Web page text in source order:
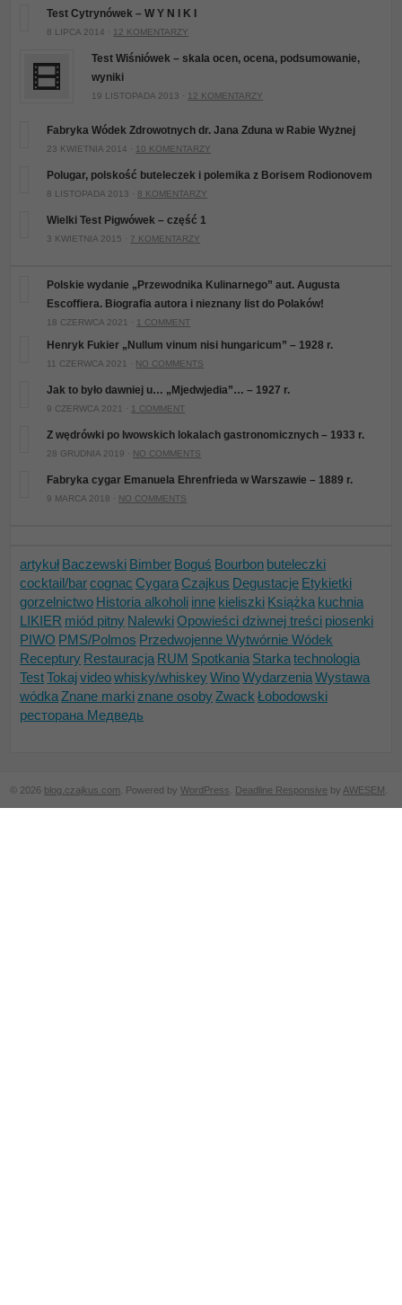
Test Cytrynówek – W Y N I K I
8 LIPCA 2014 · 12 KOMENTARZY
Test Wiśniówek – skala ocen, ocena, podsumowanie,
wyniki
19 LISTOPADA 2013 · 12 KOMENTARZY
Fabryka Wódek Zdrowotnych dr. Jana Zduna w Rabie Wyżnej
23 KWIETNIA 2014 · 10 KOMENTARZY
Polugar, polskość buteleczek i polemika z Borisem Rodionovem
8 LISTOPADA 2013 · 8 KOMENTARZY
Wielki Test Pigwówek – część 1
3 KWIETNIA 2015 · 7 KOMENTARZY
Polskie wydanie „Przewodnika Kulinarnego” aut. Augusta
Escoffiera. Biografia autora i nieznany list do Polaków!
18 CZERWCA 2021 · 1 COMMENT
Henryk Fukier „Nullum vinum nisi hungaricum” – 1928 r.
11 CZERWCA 2021 · NO COMMENTS
Jak to było dawniej u… „Mjedwjedia”… – 1927 r.
9 CZERWCA 2021 · 1 COMMENT
Z wędrówki po lwowskich lokalach gastronomicznych – 1933 r.
28 GRUDNIA 2019 · NO COMMENTS
Fabryka cygar Emanuela Ehrenfrieda w Warszawie – 1889 r.
9 MARCA 2018 · NO COMMENTS
artykuł Baczewski Bimber Boguś Bourbon buteleczki
cocktail/barcognac Cygara Czajkus Degustacje Etykietki
gorzelnictwo Historia alkoholi inne kieliszki Książka kuchnia
LIKIER miód pitny NalewkiOpowieści dziwnej treści piosenki
PIWO PMS/Polmos Przedwojenne Wytwórnie Wódek
Receptury Restauracja RUM Spotkania Starkatechnologia
TestTokajvideowhisky/whiskeyWinoWydarzeniaWystawa
wódka Znane marki znane osoby Zwack Łobodowski
ресторана Медведь
© 2026 blog.czajkus.com . Powered byWordPress Deadline Responsive by AWESEM